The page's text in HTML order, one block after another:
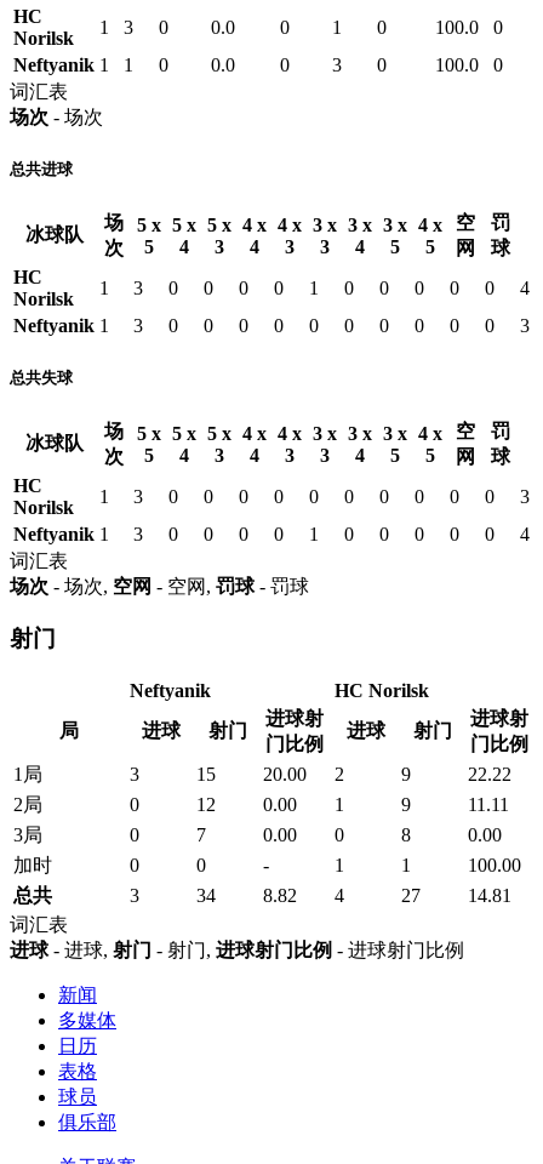
HC
Norilsk
1 3 0 0.0 0 1 0 100.0
0
Neftyanik 1 1 0 0.0 0 3 0 100.0
0
词汇表
场次 - 场次
总共进球
冰球队
场
次
5 x
5
5 x
4
5 x
3
4 x
4
4 x
3
3 x
3
3 x
4
3 x
5
4 x
5
空
网
罚
球
HC
Norilsk
1 3 0 0 0 0 1 0 0 0 0 0
4
Neftyanik 1 3 0 0 0 0 0 0 0 0 0 0 3
总共失球
冰球队
场
次
5 x
5
5 x
4
5 x
3
4 x
4
4 x
3
3 x
3
3 x
4
3 x
5
4 x
5
空
网
罚
球
HC
Norilsk
1 3 0 0 0 0 0 0 0 0 0 0
3
Neftyanik 1 3 0 0 0 0 1 0 0 0 0 0
4
词汇表
场次 - 场次, 空网 - 空网, 罚球- 罚球
射门
Neftyanik
HC Norilsk
局
进球 射门
进球射
门比例
进球 射门
进球射
门比例
1局
3 15 20.00 2 9
22.22
2局
0 12 0.00 1 9
11.11
3局
0 7 0.00 0 8
0.00
加时
0 0 - 1 1
100.00
总共
3 34 8.82 4 27
14.81
词汇表
进球- 进球, 射门 - 射门, 进球射门比例 - 进球射门比例
新闻
多媒体
日历
表格
球员
俱乐部